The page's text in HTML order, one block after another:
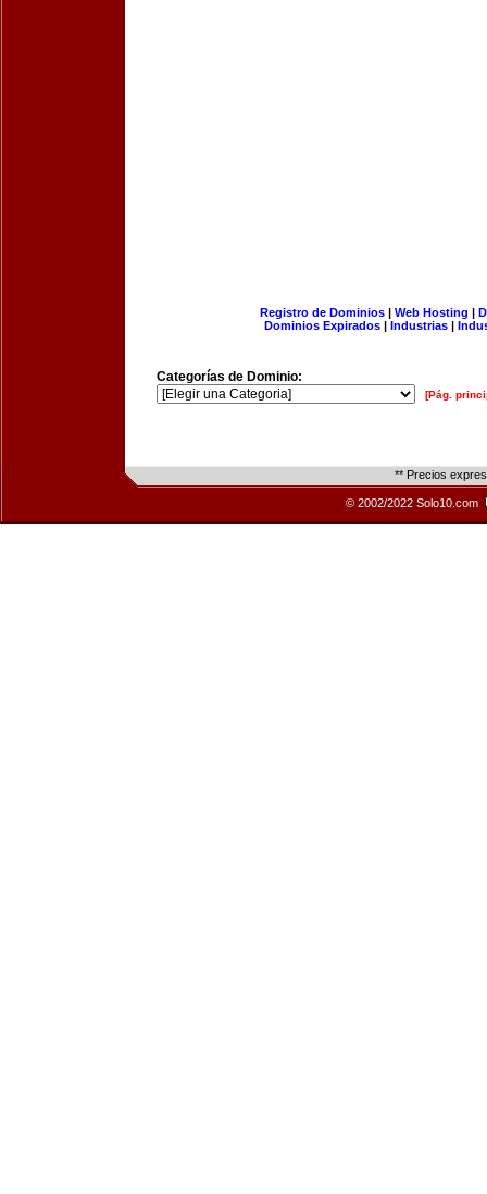
Registro de Dominios| Web Hosting |
Dominios Expirados | Industrias |
Categorías de Dominio:
[Pág.
** Precios
© 2002/2022 Solo10.com